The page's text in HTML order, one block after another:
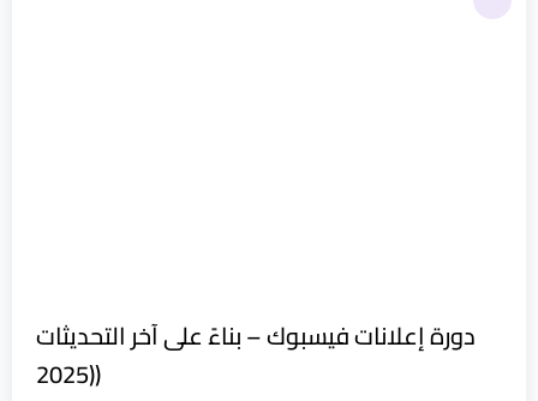
دورة إعلانات فيسبوك – بناءً على آخر التحديثات
(2025)